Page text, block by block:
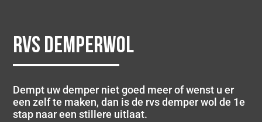
Rvs demperwol
Dempt uw demper niet goed meer of wenst u er
een zelf te maken, dan is de rvs demper wol de 1e
stap naar een stillere uitlaat.